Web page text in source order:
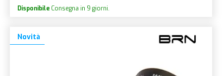
Disponibile Consegna in 9 giorni.
Novità